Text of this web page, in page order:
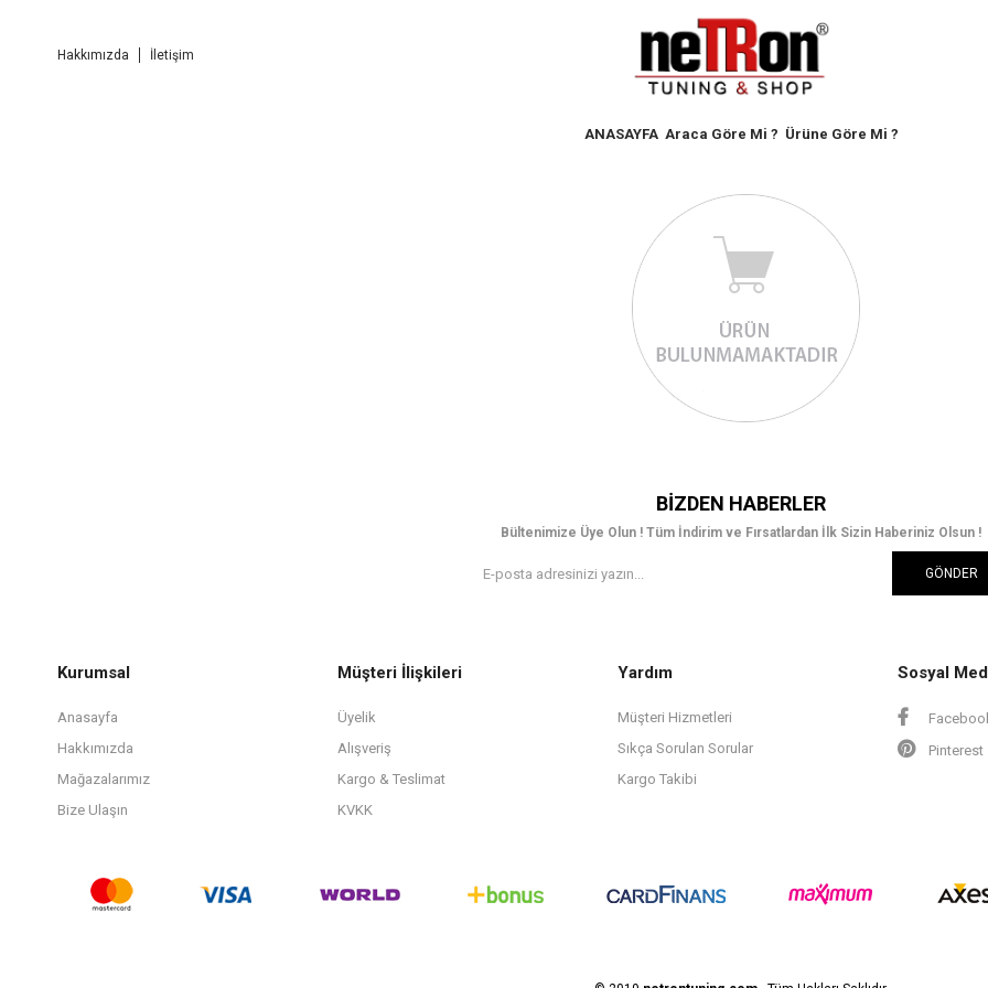
Hakkımızda İletişim
ANASAYFA Araca Göre Mi ? Ürüne Göre Mi ?
BIZDEN HABERLER
Bültenimize Üye Olun ! Tüm İndirim ve Fırsatlardan İlk Sizin Haberiniz Olsun !
GÖNDER
Kurumsal
Anasayfa
Hakkımızda
Mağazalarımız
Bize Ulaşın
Müşteri İlişkileri
Üyelik
Alışveriş
Kargo & Teslimat
KVKK
Yardım
Müşteri Hizmetleri
Sıkça Sorulan Sorular
Kargo Takibi
Sosyal
Pinterest